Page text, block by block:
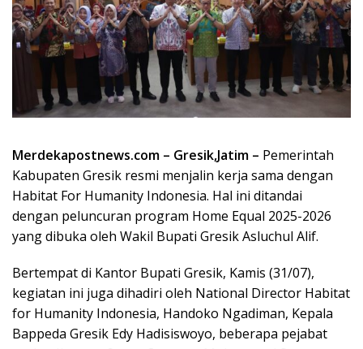
Merdekapostnews.com – Gresik,Jatim – Pemerintah
Kabupaten Gresik resmi menjalin kerja sama dengan
Habitat For Humanity Indonesia. Hal ini ditandai
dengan peluncuran program Home Equal 2025-2026
yang dibuka oleh Wakil Bupati Gresik Asluchul Alif.
Bertempat di Kantor Bupati Gresik, Kamis (31/07),
kegiatan ini juga dihadiri oleh National Director Habitat
for Humanity Indonesia, Handoko Ngadiman, Kepala
Bappeda Gresik Edy Hadisiswoyo, beberapa pejabat